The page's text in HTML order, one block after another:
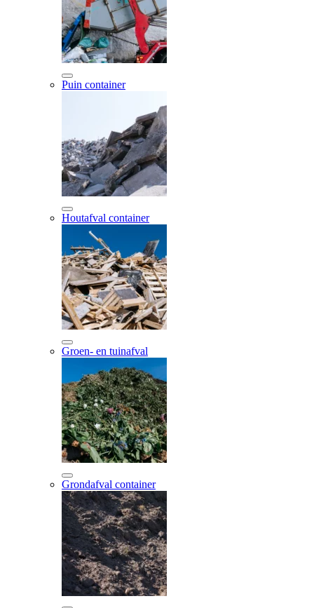
Puin container
Houtafval container
Groen- en tuinafval
Grondafval container